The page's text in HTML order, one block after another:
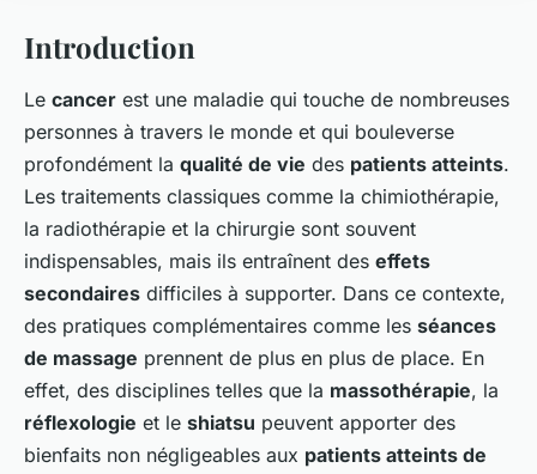
Introduction
Le cancer est une maladie qui touche de nombreuses
personnes à travers le monde et qui bouleverse
profondément la qualité de vie des patients atteints.
Les traitements classiques comme la chimiothérapie,
la radiothérapie et la chirurgie sont souvent
indispensables, mais ils entraînent des effets
secondaires difficiles à supporter. Dans ce contexte,
des pratiques complémentaires comme les séances
de massage prennent de plus en plus de place. En
effet, des disciplines telles que la massothérapie, la
réflexologie et le shiatsu peuvent apporter des
bienfaits non négligeables aux patients atteints de